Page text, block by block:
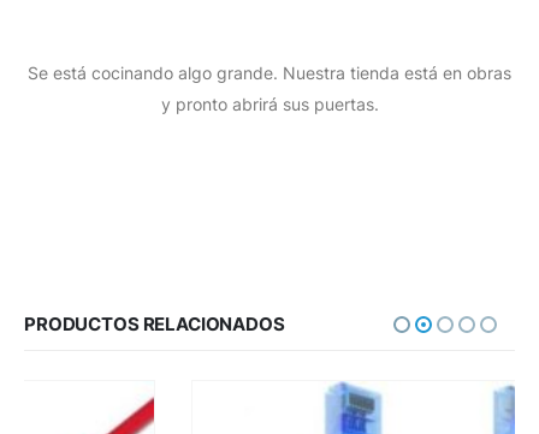
Se está cocinando algo grande. Nuestra tienda está en obras
y pronto abrirá sus puertas.
PRODUCTOS RELACIONADOS